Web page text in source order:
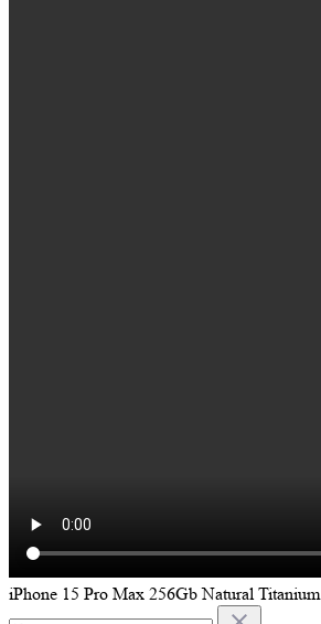
iPhone 15 Pro Max 256Gb Natural Titanium